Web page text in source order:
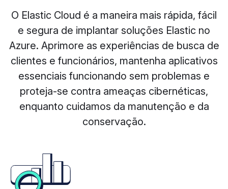
O Elastic Cloud é a maneira mais rápida, fácil
e segura de implantar soluções Elastic no
Azure. Aprimore as experiências de busca de
clientes e funcionários, mantenha aplicativos
essenciais funcionando sem problemas e
proteja-se contra ameaças cibernéticas,
enquanto cuidamos da manutenção e da
conservação.